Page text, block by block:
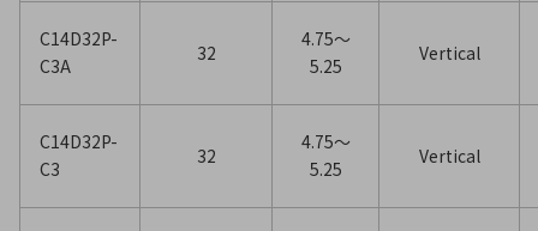
C14D32P-
C3A
32
4.75〜
5.25
Vertical
C14D32P-
C3
32
4.75〜
5.25
Vertical